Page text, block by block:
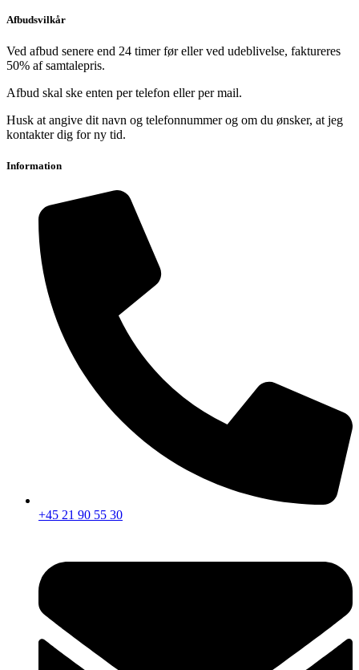
Afbudsvilkår
Ved afbud senere end 24 timer før eller ved udeblivelse, faktureres
50% af samtalepris.
Afbud skal ske enten per telefon eller per mail.
Husk at angive dit navn og telefonnummer og om du ønsker, at jeg
kontakter dig for ny tid.
Information
+45 21 90 55 30